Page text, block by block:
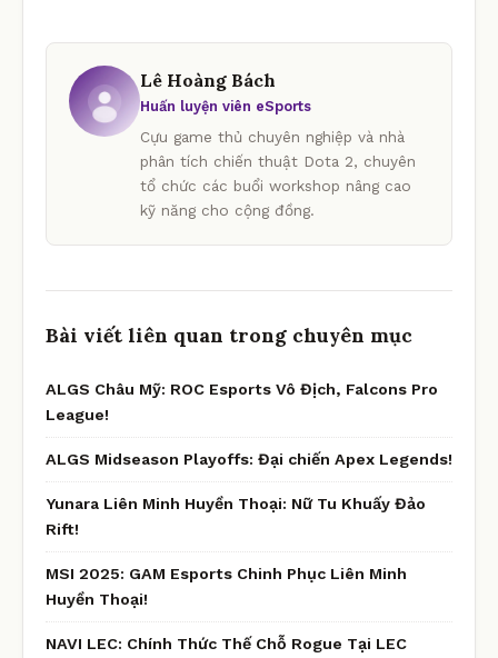
Lê Hoàng Bách
Huấn luyện viên eSports
Cựu game thủ chuyên nghiệp và nhà
phân tích chiến thuật Dota 2, chuyên
tổ chức các buổi workshop nâng cao
kỹ năng cho cộng đồng.
Bài viết liên quan trong chuyên mục
ALGS Châu Mỹ: ROC Esports Vô Địch, Falcons Pro
League!
ALGS Midseason Playoffs: Đại chiến Apex Legends!
Yunara Liên Minh Huyền Thoại: Nữ Tu Khuấy Đảo
Rift!
MSI 2025: GAM Esports Chinh Phục Liên Minh
Huyền Thoại!
NAVI LEC: Chính Thức Thế Chỗ Rogue Tại LEC